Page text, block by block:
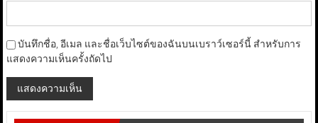
บันทึกชื่อ, อีเมล และชื่อเว็บไซต์ของฉันบนเบราว์เซอร์นี้ สำหรับการ
แสดงความเห็นครั้งถัดไป